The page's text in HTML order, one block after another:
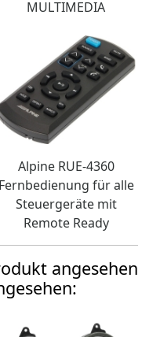
MULTIMEDIA
Alpine RUE-4360
Fernbedienung für alle
Steuergeräte mit
Remote Ready
angesehen